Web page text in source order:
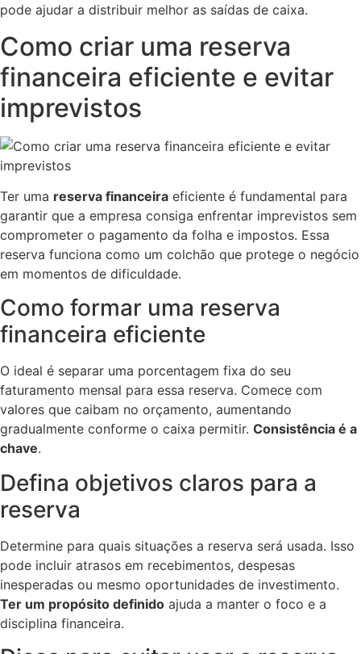
pode ajudar a distribuir melhor as saídas de caixa.
Como criar uma reserva
financeira eficiente e evitar
imprevistos
Ter uma reserva financeira eficiente é fundamental para
garantir que a empresa consiga enfrentar imprevistos sem
comprometer o pagamento da folha e impostos. Essa
reserva funciona como um colchão que protege o negócio
em momentos de dificuldade.
Como formar uma reserva
financeira eficiente
O ideal é separar uma porcentagem fixa do seu
faturamento mensal para essa reserva. Comece com
valores que caibam no orçamento, aumentando
gradualmente conforme o caixa permitir. Consistência é a
chave.
Defina objetivos claros para a
reserva
Determine para quais situações a reserva será usada. Isso
pode incluir atrasos em recebimentos, despesas
inesperadas ou mesmo oportunidades de investimento.
Ter um propósito definido ajuda a manter o foco e a
disciplina financeira.